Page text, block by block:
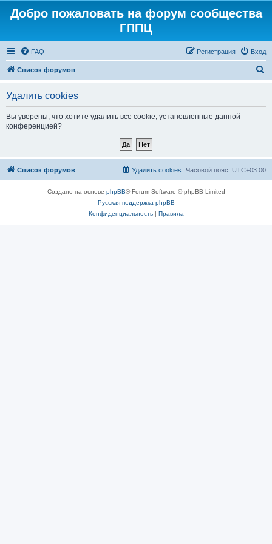
Добро пожаловать на форум сообщества
ГППЦ
FAQ Вход
Регистрация
Список форумов
Удалить cookies
Вы уверены, что хотите удалить все cookie, установленные данной
конференцией?
Список форумов Часовой пояс: UTC+03:00
Удалить cookies
Создано на основе phpBB® Forum Software © phpBB Limited
Русская поддержка phpBB
Конфиденциальность| Правила